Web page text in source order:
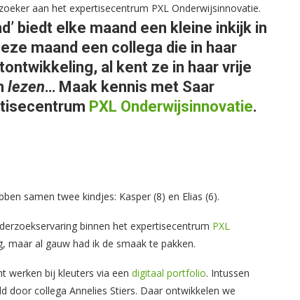
aan het expertisecentrum PXL Onderwijsinnovatie.
biedt elke maand een kleine inkijk in
maand een collega die in haar
al kent ze in haar vrije
lezen… Maak kennis met Saar
PXL Onderwijsinnovatie.
samen twee kindjes: Kasper (8) en Elias (6).
binnen het expertisecentrum PXL
al gauw had ik de smaak te pakken.
werken bij kleuters via een digitaal portfolio. Intussen
door collega Annelies Stiers. Daar ontwikkelen we